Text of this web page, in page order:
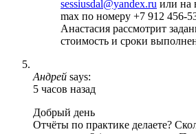
sessiusdal@yandex.ru или на
max по номеру +7 912 456-
Анастасия рассмотрит
стоимость и сроки
Андрей says:
5 часов назад
Добрый день
Отчёты по практике делаете?